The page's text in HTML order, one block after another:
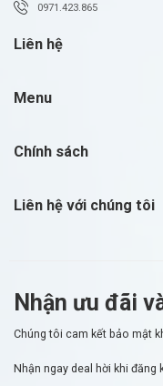
0971.423.865
Liên hệ
Menu
Chính sách
Liên hệ với chúng tôi
Nhận ưu đãi
Chúng tôi cam kết bảo mật
Nhận ngay deal hời khi đăng